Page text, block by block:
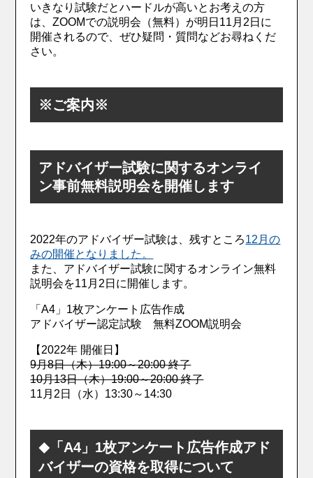
いきなり試験だとハードルが高いとお考えの方
は、ZOOMでの説明会（無料）が明日11月2日に
開催されるので、ぜひ疑問・質問などお尋ねくだ
さい。
※ご案内※
アドバイザー試験に関するオンライ
ン事前無料説明会を開催します
2022年のアドバイザー試験は、残すところ12月の
みの開催となりました。
また、アドバイザー試験に関するオンライン無料
説明会を11月2日に開催します。
「A4」1枚アンケート広告作成
アドバイザー認定試験 無料ZOOM説明会
【2022年 開催日】
9月8日（木）19:00～20:00 終了
10月13日（木）19:00～20:00 終了
11月2日（水）13:30～14:30
◆
「A4」1枚アンケート広告作成アド
バイザーの資格を取得について